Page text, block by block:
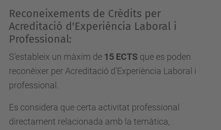
Reconeixements de Crèdits per
Acreditació d'Experiència Laboral i
Professional:
S'estableix un màxim de 15 ECTS que es poden
reconèixer per Acreditació d'Experiència Laboral i
professional.
Es considera que certa activitat professional
directament relacionada amb la temàtica,